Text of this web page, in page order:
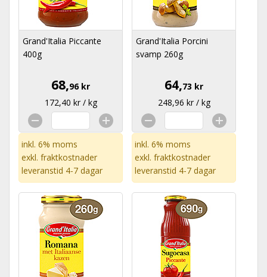
Grand'Italia Piccante
400g
68,96 kr
172,40 kr / kg
inkl. 6% moms
exkl. fraktkostnader
leveranstid 4-7 dagar
Grand'Italia Porcini
svamp 260g
64,73 kr
248,96 kr / kg
inkl. 6% moms
exkl. fraktkostnader
leveranstid 4-7 dagar